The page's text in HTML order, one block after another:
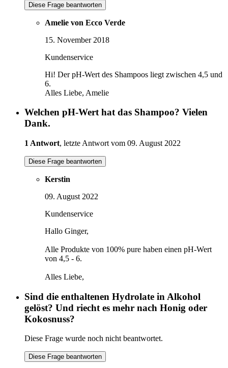
Diese Frage beantworten
Amelie von Ecco Verde
15. November 2018
Kundenservice
Hi! Der pH-Wert des Shampoos liegt zwischen 4,5 und
6.
Alles Liebe, Amelie
Welchen pH-Wert hat das Shampoo? Vielen
Dank.
1 Antwort, letzte Antwort vom 09. August 2022
Diese Frage beantworten
Kerstin
09. August 2022
Kundenservice
Hallo Ginger,
Alle Produkte von 100% pure haben einen pH-Wert
von 4,5 - 6.
Alles Liebe,
Sind die enthaltenen Hydrolate in Alkohol
gelöst? Und riecht es mehr nach Honig oder
Kokosnuss?
Diese Frage wurde noch nicht beantwortet.
Diese Frage beantworten